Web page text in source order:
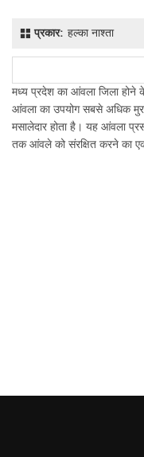
प्रकार:हल्का नाश्ता
मध्य प्रदेश का आंवला जिला होने
आंवला का उपयोग सबसे अधिक
मसालेदार होता है। यह आंवला
तक आंवले को संरक्षित करने का